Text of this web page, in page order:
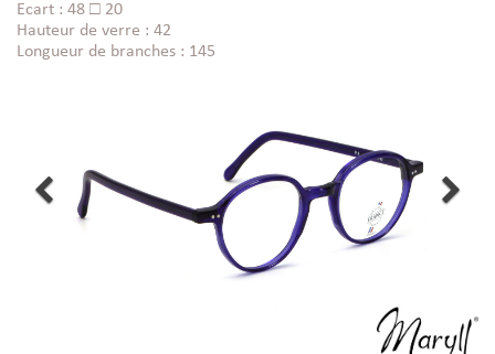
Ecart : 48 □ 20
Hauteur de verre : 42
Longueur de branches : 145